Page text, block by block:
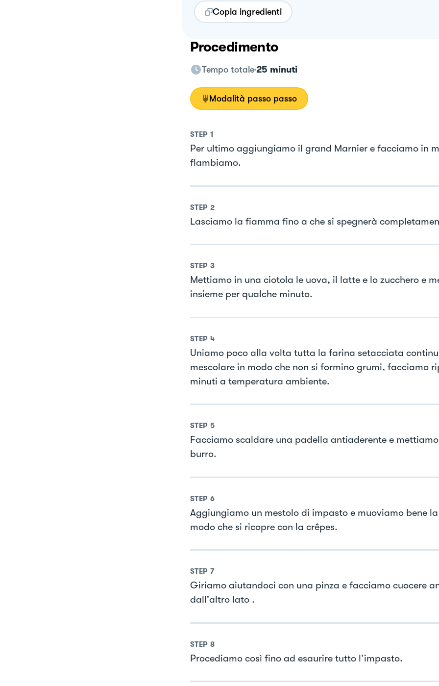
Copia ingredienti
Procedimento
Tempo totale 25 minuti
Modalità passo passo
STEP 1
Per ultimo aggiungiamo il grand Marnier e facciamo in
flambiamo.
STEP 2
Lasciamo la fiamma fino a che si spegnerà
STEP 3
Mettiamo in una ciotola le uova, il latte e lo zucchero e
insieme per qualche minuto.
STEP 4
Uniamo poco alla volta tutta la farina setacciata
mescolare in modo che non si formino grumi, facciamo
minuti a temperatura ambiente.
STEP 5
Facciamo scaldare una padella antiaderente e mettiamo
burro.
STEP 6
Aggiungiamo un mestolo di impasto e muoviamo bene
modo che si ricopre con la crêpes.
STEP 7
Giriamo aiutandoci con una pinza e facciamo cuocere
dall'altro lato .
STEP 8
Procediamo così fino ad esaurire tutto l’impasto.